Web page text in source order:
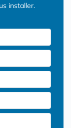
installer.